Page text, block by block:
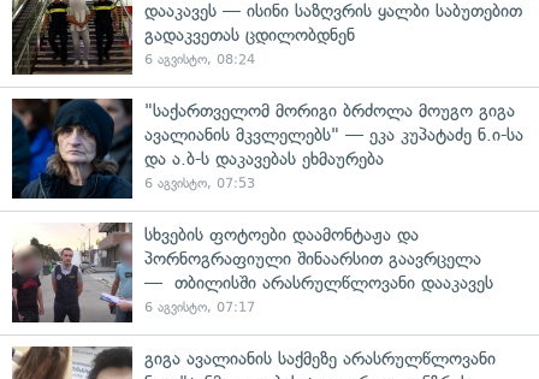
დააკავეს — ისინი საზღვრის ყალბი საბუთებით
გადაკვეთას ცდილობდნენ
6 აგვისტო, 08:24
"საქართველომ მორიგი ბრძოლა მოუგო გიგა
ავალიანის მკვლელებს" — ეკა კუპატაძე ნ.ი-სა
და ა.ბ-ს დაკავებას ეხმაურება
6 აგვისტო, 07:53
სხვების ფოტოები დაამონტაჟა და
პორნოგრაფიული შინაარსით გაავრცელა
— თბილისში არასრულწლოვანი დააკავეს
6 აგვისტო, 07:17
გიგა ავალიანის საქმეზე არასრულწლოვანი